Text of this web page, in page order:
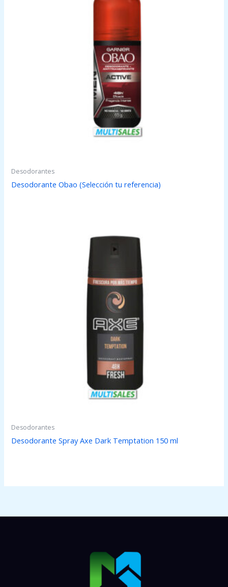
Desodorantes
Desodorante Obao (Selección tu referencia)
Desodorantes
Desodorante Spray Axe Dark Temptation 150 ml